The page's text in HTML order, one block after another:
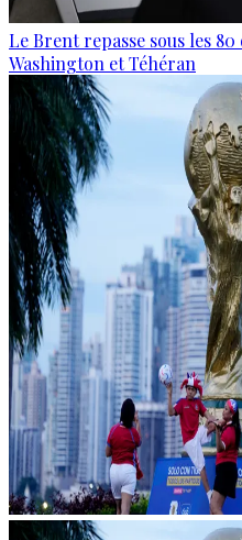
Le Brent repasse sous les
Washington et Téhéran